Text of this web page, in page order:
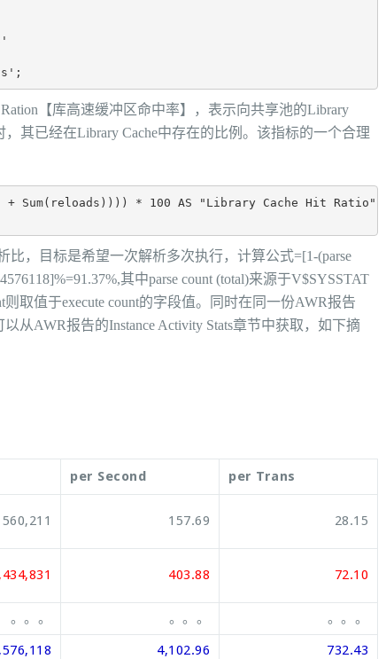
db,
cons
reads'
block gets'
Ration【库高速缓冲区命中率】，表示向共享池的Library
，其已经在Library Cache中存在的比例。该指标的一个合理
(Sum(pins) + Sum(reloads)))) *
比，目标是希望一次解析多次执行，计算公式=[1-(parse
其中parse count (total)来源于V$SYSSTAT
则取值于execute count的字段值。同时在同一份AWR报告
以从AWR报告的Instance Activity Stats章节中获取，如下摘
per Second per Trans
560,211 157.69 28.15
403.88 72.10
。。。 。。。
。。。
4,102.96
732.43